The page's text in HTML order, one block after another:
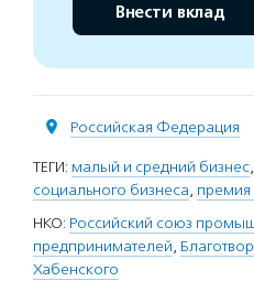
Внести вклад
Российская Федерация
ТЕГИ: малый и средний бизнес,
социального бизнеса, премия
НКО: Российский союз
предпринимателей,
Хабенского